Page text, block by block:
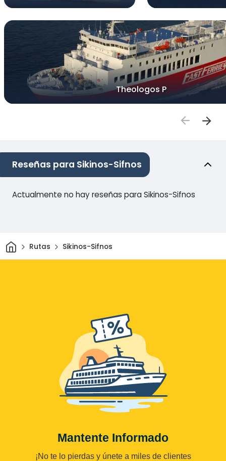
Theologos P
Reseñas para Sikinos-Sifnos
Actualmente no hay reseñas para Sikinos-Sifnos
InicioRutas Sikinos-Sifnos
Mantente Informado
¡No te lo pierdas y únete a miles de clientes